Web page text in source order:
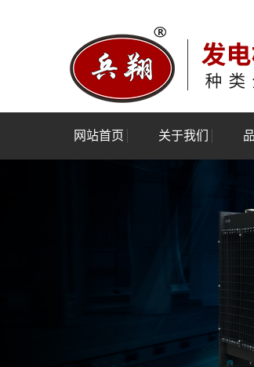
网站首页 关于我们
潍
康
上柴
上海
上海